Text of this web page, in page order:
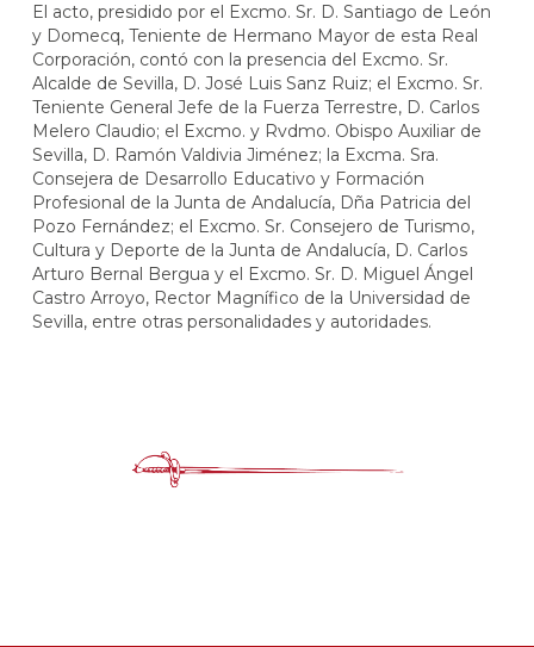
El acto, presidido por el Excmo. Sr. D. Santiago de León
y Domecq, Teniente de Hermano Mayor de esta Real
Corporación, contó con la presencia del Excmo. Sr.
Alcalde de Sevilla, D. José Luis Sanz Ruiz; el Excmo. Sr.
Teniente General Jefe de la Fuerza Terrestre, D. Carlos
Melero Claudio; el Excmo. y Rvdmo. Obispo Auxiliar de
Sevilla, D. Ramón Valdivia Jiménez; la Excma. Sra.
Consejera de Desarrollo Educativo y Formación
Profesional de la Junta de Andalucía, Dña Patricia del
Pozo Fernández; el Excmo. Sr. Consejero de Turismo,
Cultura y Deporte de la Junta de Andalucía, D. Carlos
Arturo Bernal Bergua y el Excmo. Sr. D. Miguel Ángel
Castro Arroyo, Rector Magnífico de la Universidad de
Sevilla, entre otras personalidades y autoridades.